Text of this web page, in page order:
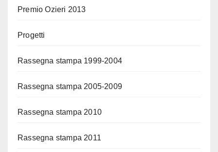
Premio Ozieri 2013
Progetti
Rassegna stampa 1999-2004
Rassegna stampa 2005-2009
Rassegna stampa 2010
Rassegna stampa 2011